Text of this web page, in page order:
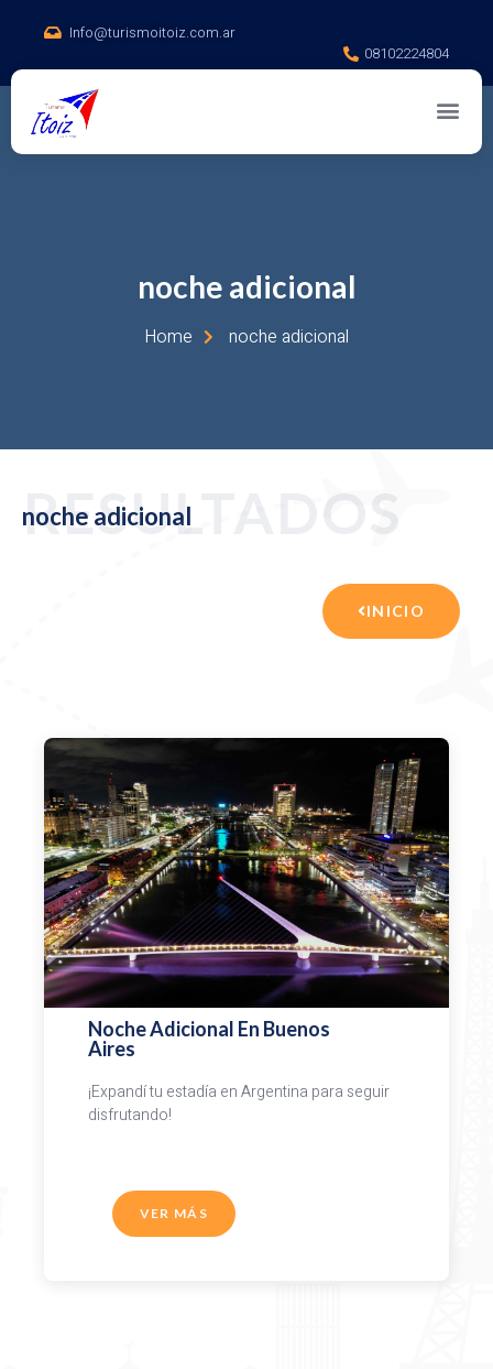
Info@turismoitoiz.com.ar
08102224804
noche adicional
Home noche adicional
RESULTADOS
noche adicional
INICIO
Noche Adicional En Buenos
Aires
¡Expandí tu estadía en Argentina para seguir
disfrutando!
VER MÁS